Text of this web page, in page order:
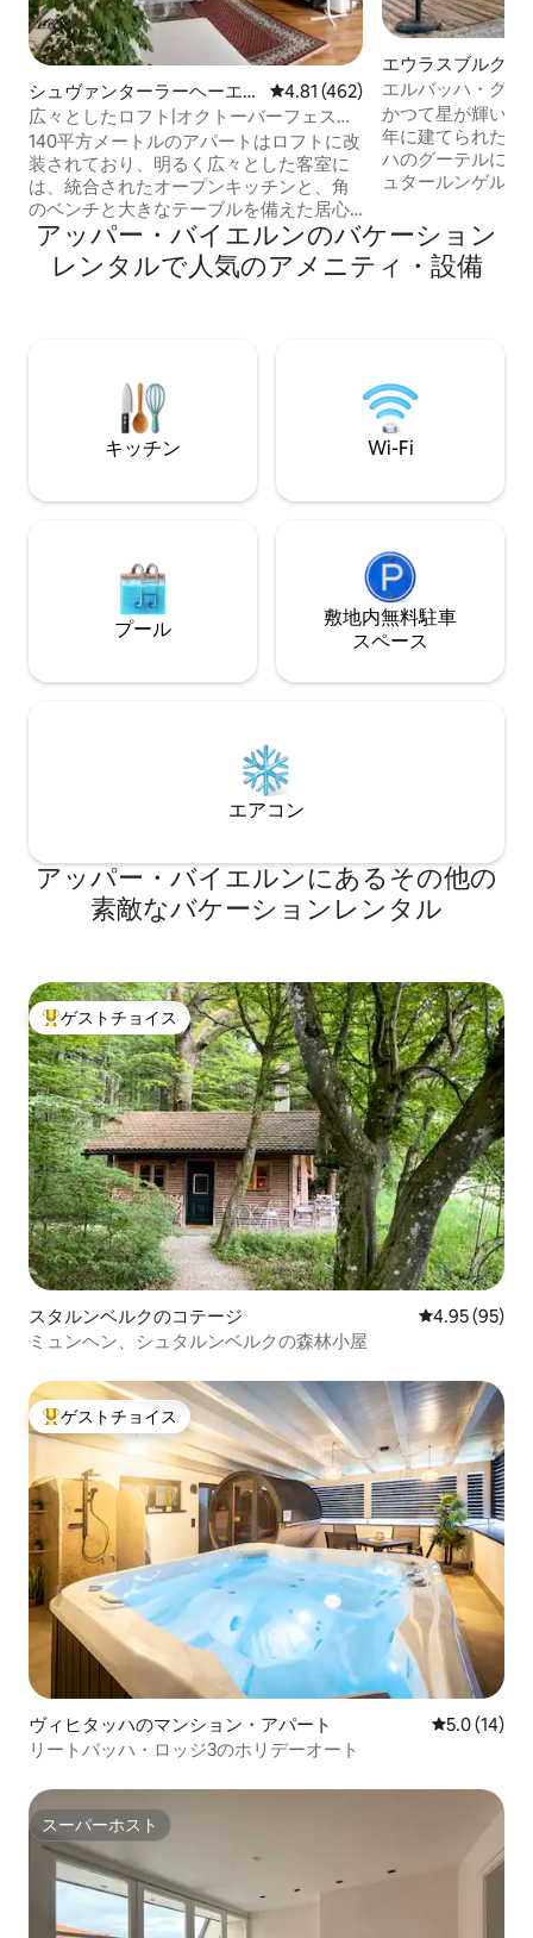
シュヴァンターラーヘーエの
ロフト
レビュー462件、5つ星中4.81つ
4.81 (462)
広々としたロフト|オクトーバーフェスト
まで徒歩3分
140平方メートルのアパートはロフトに改
装されており、明るく広々とした客室に
は、統合されたオープンキッチンと、角
のベンチと大きなテーブルを備えた居心
地の良いダイニングエリアがあります。
隣接する広々としたリビングエリアに
は、布団のダブルベッド（ 160 x 200 cm
広々としたワードローブが備わっていま
は、活気に満ちた歴史地区の屋根の景色
を眺めることができ、楽しい夕日は夢を
ダンでありながら居心地が良く、自作の
施されています。 床暖房付きのバスルー
ム、豪華な角のバスタブ、独立したシャ
ワー、トイレと小便器を備えたゲストト
イレは両方とも天然石でタイル張りされ
んどのショップやレストランが徒歩圏内
フェスト、交通博物館、美しい見本市公
園も同様です。 （最大定員6名様）
エウラスブルクの
エルバッハ・グー
ャレー
かつて星が輝いてい
年に建てられた歴
ハのグーテルにあ
ュタールンゲル湖
たに生まれ変わりました。
ペースで、一緒
ープン。安定。 最大
のために。 一緒
アッパー・バイエルンのバケーション
レンタルで人気のアメニティ・設備
キッチン Wi-Fi
プール
敷地内無料駐⁠車
ス⁠ペ⁠ー⁠ス
エアコン
アッパー・バイエルンにあるその他の
素敵なバケーションレンタル
大好評のゲストチョイスです。
ゲストチョイス
スタルンベルクのコテージ レビュー95
4.95 (95)
ミュンヘン、シュタルンベルクの森林小屋
大好評のゲストチョイスです。
ゲストチョイス
ヴィヒタッハのマンション・アパート レビュー14
5.0 (14)
リートバッハ・ロッジ3のホリデーオート
スーパーホスト
スーパーホスト